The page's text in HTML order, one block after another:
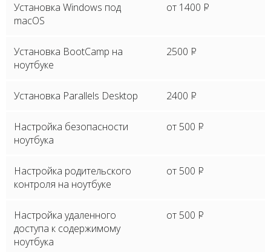
Установка Windows под
macOS
от 1400 P
Установка BootCamp на
ноутбуке
2500 P
Установка Parallels Desktop 2400 P
Настройка безопасности
ноутбука
от 500 P
Настройка родительского
контроля на ноутбуке
от 500 P
Настройка удаленного
доступа к содержимому
ноутбука
от 500 P